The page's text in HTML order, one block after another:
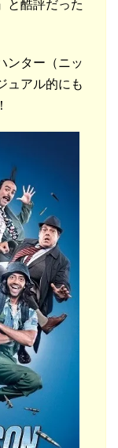
と酷評だった
ンター（ニッ
ュアル的にも